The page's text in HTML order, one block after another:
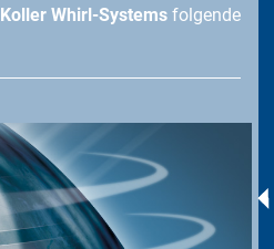
Koller Whirl-Systems folgende